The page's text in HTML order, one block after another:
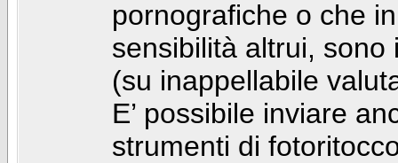
pornografiche o che
sensibilità altrui,
(su inappellabile
E’ possibile inviare
strumenti di